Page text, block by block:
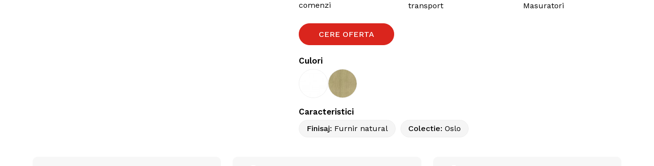
comenzi
transport
Masuratori
CERE OFERTA
Culori
Caracteristici
Finisaj: Furnir natural Colectie:Oslo